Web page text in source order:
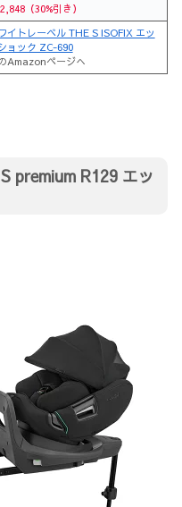
（30%引き）
イトレーベル THE S ISOFIX エッ
ョック ZC-690
Amazonページへ
premium R129 エッ